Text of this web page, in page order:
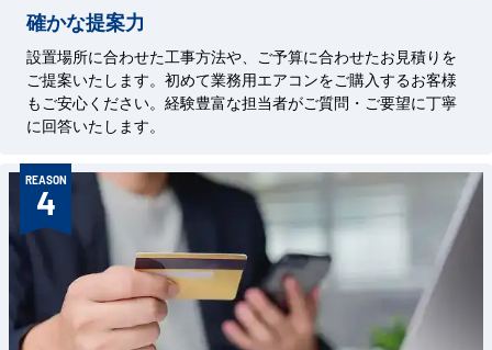
確かな提案力
設置場所に合わせた工事方法や、ご予算に合わせたお見積りを
ご提案いたします。初めて業務用エアコンをご購入するお客様
もご安心ください。経験豊富な担当者がご質問・ご要望に丁寧
に回答いたします。
REASON
4